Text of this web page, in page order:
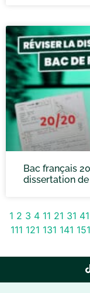
Bac français
dissertation
1 2 3 4 11 21 31 41
111 121 131 141 151